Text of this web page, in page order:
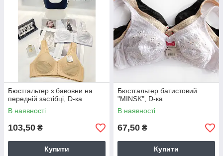
Бюстгальтер з бавовни на
передній застібці, D-ка
В наявності
103,50 ₴
Купити
Бюстгальтер батистовий
"MINSK", D-ка
В наявності
67,50 ₴
Купити